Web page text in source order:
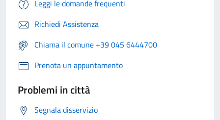
Leggi le domande frequenti
Richiedi Assistenza
Chiama il comune +39 045 6444700
Prenota un appuntamento
Problemi in città
Segnala disservizio